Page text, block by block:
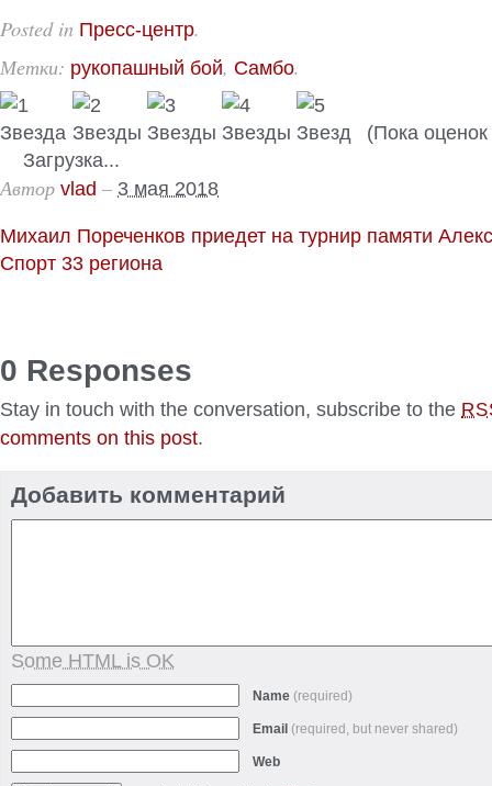
Posted in Пресс-центр.
Метки: рукопашный бой, Самбо.
(Пока оценок
Загрузка...
Автор vlad – 3 мая 2018
Михаил Пореченков приедет на турнир памяти
Спорт 33 региона
0 Responses
Stay in touch with the conversation, subscribe to the
comments on this post.
Добавить комментарий
Some HTML is OK
Name (required)
Email (required, but never shared)
Web